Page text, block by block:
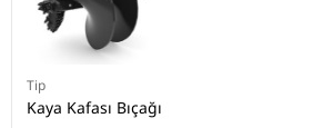
Tip
Kaya Kafası Bıçağı